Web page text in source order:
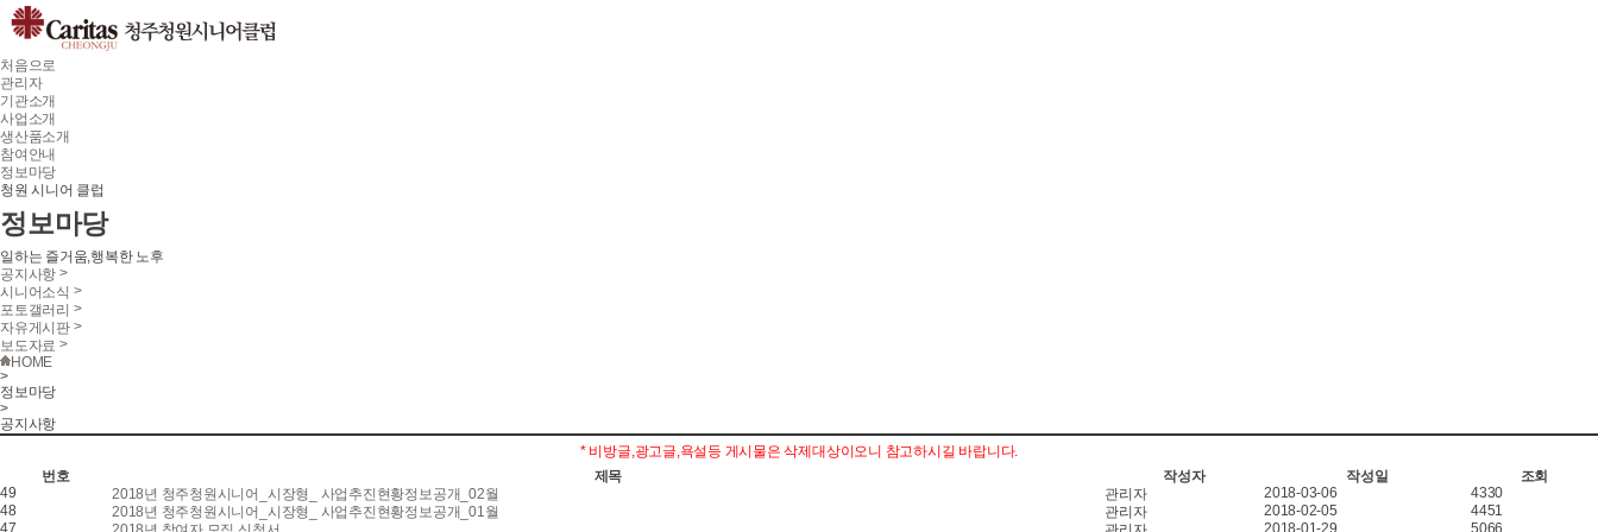
처음으로
관리자
기관소개
사업소개
생산품소개
참여안내
정보마당
청원 시니어 클럽
정보마당
일하는 즐거움,행복한 노후
공지사항 >
시니어소식 >
포토갤러리 >
자유게시판>
보도자료 >
HOME
>
정보마당
>
공지사항
* 비방글,광고글,욕설등 게시물은 삭제대상이오니 참고하시길 바랍니다.
번호
제목 작성자 작성일
조회
49
2018년 청주청원시니어_시장형_ 사업추진현황정보공개_02월 관리자 2018-03-06
4330
48
2018년 청주청원시니어_시장형_ 사업추진현황정보공개_01월 관리자 2018-02-05
4451
47
2018-01-29 5066